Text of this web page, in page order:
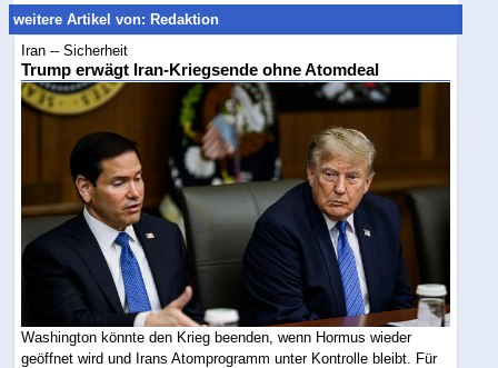
weitere Artikel von: Redaktion
Iran -- Sicherheit
Trump erwägt Iran-Kriegsende ohne Atomdeal
Washington könnte den Krieg beenden, wenn Hormus wieder
geöffnet wird und Irans Atomprogramm unter Kontrolle bleibt. Für